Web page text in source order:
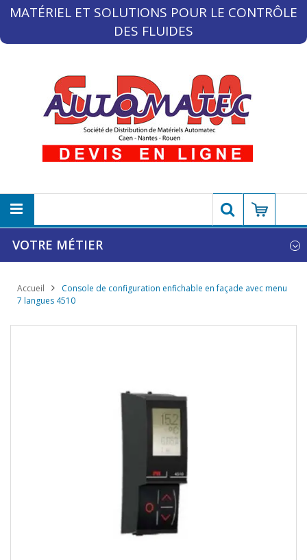
MATÉRIEL ET SOLUTIONS POUR LE CONTRÔLE
DES FLUIDES
VOTRE MÉTIER
Accueil
Console de configuration enfichable en façade avec menu
7 langues 4510